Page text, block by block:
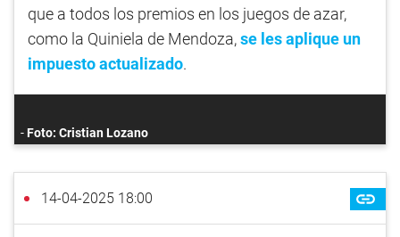
que a todos los premios en los juegos de azar,
como la Quiniela de Mendoza,se les aplique un
impuesto actualizado.
Foto: Cristian Lozano
14-04-2025 18:00